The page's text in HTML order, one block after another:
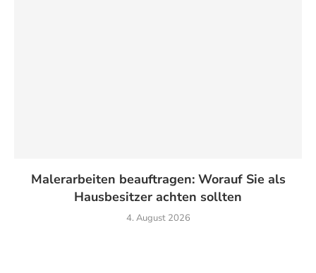
Malerarbeiten beauftragen: Worauf Sie als
Hausbesitzer achten sollten
4. August 2026